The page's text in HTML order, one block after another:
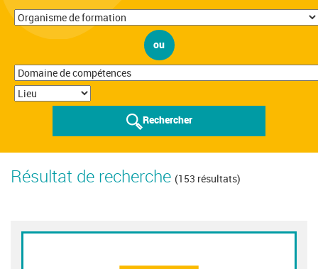
ou
Rechercher
Résultat de recherche (153 résultats)